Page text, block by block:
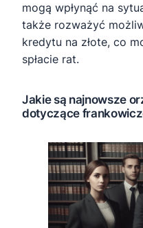
mogą wpłynąć na
także rozważyć
kredytu na złote, co
spłacie rat.
Jakie są najnowsze
dotyczące